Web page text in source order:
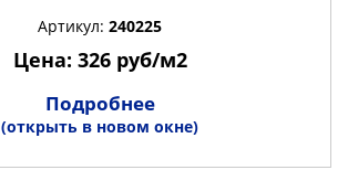
Артикул: 240225
Цена: 326 руб/м2
Подробнее
(открыть в новом окне)